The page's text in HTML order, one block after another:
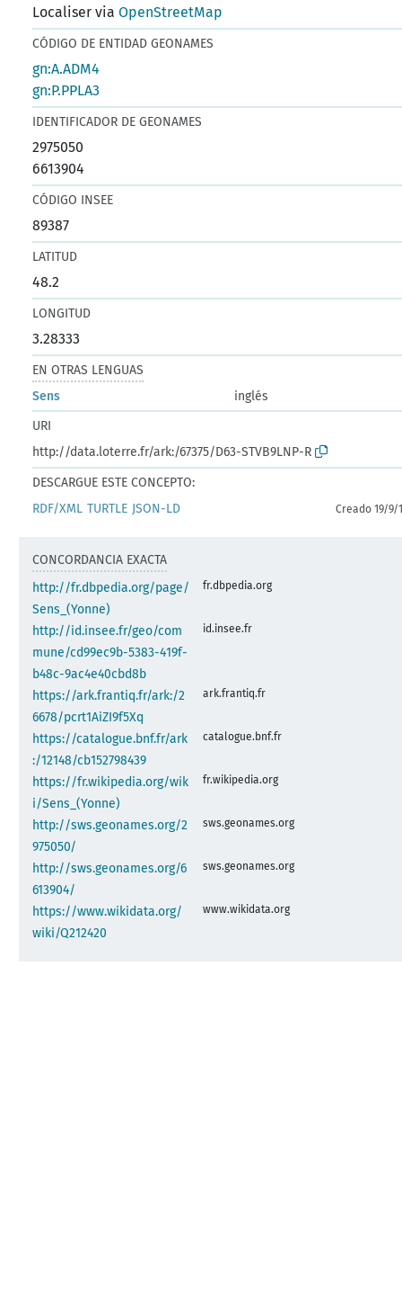
Localiser viaOpenStreetMap
CÓDIGO DE ENTIDAD GEONAMES
gn:A.ADM4
gn:P.PPLA3
IDENTIFICADOR DE GEONAMES
2975050
6613904
CÓDIGO INSEE
89387
LATITUD
48.2
LONGITUD
3.28333
EN OTRAS LENGUAS
Sens
inglés
URI
http://data.loterre.fr/ark:/67375/D63-STVB9LNP-R
DESCARGUE ESTE CONCEPTO:
RDF/XML TURTLE JSON-LD Creado 19/9/
CONCORDANCIA EXACTA
http://fr.dbpedia.org/page/
Sens_(Yonne)
fr.dbpedia.org
http://id.insee.fr/geo/com
mune/cd99ec9b-5383-419f-
b48c-9ac4e40cbd8b
id.insee.fr
https://ark.frantiq.fr/ark:/2
6678/pcrt1AiZI9f5Xq
ark.frantiq.fr
https://catalogue.bnf.fr/ark
:/12148/cb152798439
catalogue.bnf.fr
https://fr.wikipedia.org/wik
i/Sens_(Yonne)
fr.wikipedia.org
http://sws.geonames.org/2
975050/
sws.geonames.org
http://sws.geonames.org/6
613904/
sws.geonames.org
https://www.wikidata.org/
wiki/Q212420
www.wikidata.org